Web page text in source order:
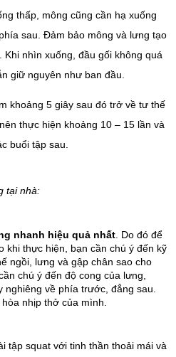
thấp, mông cũng cần hạ xuống
sau. Đảm bảo mông và lưng tạo
nhìn xuống, đầu gối không quá
giữ nguyên như ban đầu.
khoảng 5 giây sau đó trở về tư thế
thực hiện khoảng 10 – 15 lần và
buổi tập sau.
tại nhà:
nhanh hiệu quả nhất Do đó để
khi thực hiện, bạn cần chú ý đến kỹ
ngồi, lưng và gập chân sao cho
chú ý đến độ cong của lưng,
nghiêng về phía trước, đẳng sau.
nhịp thở của mình.
tập squat với tinh thần thoải mái và